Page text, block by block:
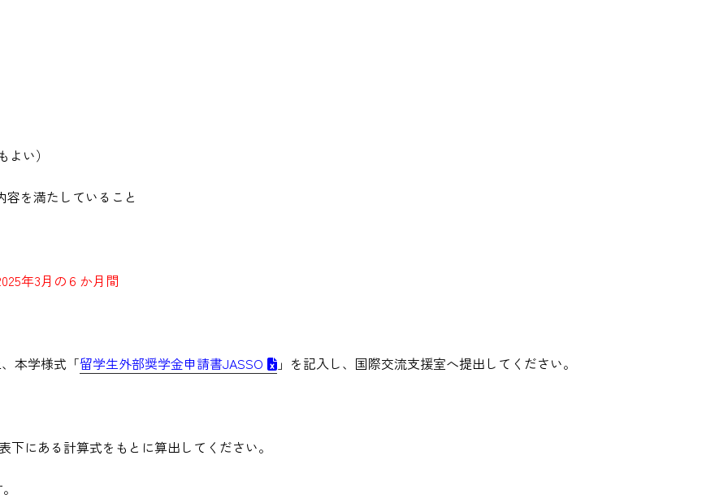
い）
容を満たしていること
年3月の６か月間
本学様式「留学生外部奨学金申請書JASSO 」を記入し、国際交流支援室へ提出してください。
にある計算式をもとに算出してください。